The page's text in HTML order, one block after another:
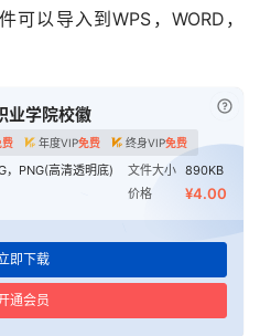
以导入到WPS，WORD，
业学院校徽
费 年度VIP免费 终身VIP免费
，PNG(高清透明底) 文件大小 890KB
价格 ¥4.00
即下载
通会员